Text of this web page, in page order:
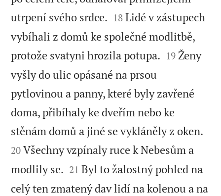
utrpení svého srdce. 

18 Lidé v zástupech
vybíhali z domů ke společné modlitbě,
protože svatyni hrozila potupa. 

19 Ženy
vyšly do ulic opásané na prsou
pytlovinou a panny, které byly zavřené
doma, přibíhaly ke dveřím nebo ke
stěnám domů a jiné se vykláněly z oken.
20 Všechny vzpínaly ruce k Nebesům a
modlily se. 

21 Byl to žalostný pohled na
celý ten zmatený dav lidí na kolenou a na